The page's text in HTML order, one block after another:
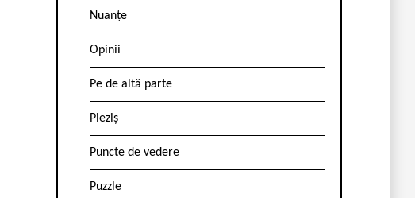
Nuanțe
Opinii
Pe de altă parte
Pieziș
Puncte de vedere
Puzzle